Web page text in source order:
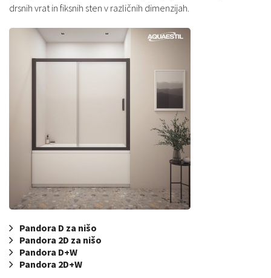
drsnih vrat in fiksnih sten v različnih dimenzijah.
Pandora D za nišo
Pandora 2D za nišo
Pandora D+W
Pandora 2D+W